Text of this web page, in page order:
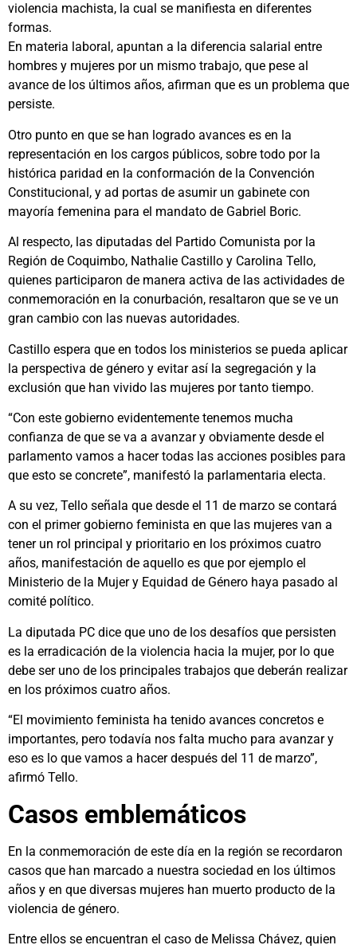
violencia machista, la cual se manifiesta en diferentes
formas.
En materia laboral, apuntan a la diferencia salarial entre
hombres y mujeres por un mismo trabajo, que pese al
avance de los últimos años, afirman que es un problema que
persiste.
Otro punto en que se han logrado avances es en la
representación en los cargos públicos, sobre todo por la
histórica paridad en la conformación de la Convención
Constitucional, y ad portas de asumir un gabinete con
mayoría femenina para el mandato de Gabriel Boric.
Al respecto, las diputadas del Partido Comunista por la
Región de Coquimbo, Nathalie Castillo y Carolina Tello,
quienes participaron de manera activa de las actividades de
conmemoración en la conurbación, resaltaron que se ve un
gran cambio con las nuevas autoridades.
Castillo espera que en todos los ministerios se pueda aplicar
la perspectiva de género y evitar así la segregación y la
exclusión que han vivido las mujeres por tanto tiempo.
“Con este gobierno evidentemente tenemos mucha
confianza de que se va a avanzar y obviamente desde el
parlamento vamos a hacer todas las acciones posibles para
que esto se concrete”, manifestó la parlamentaria electa.
A su vez, Tello señala que desde el 11 de marzo se contará
con el primer gobierno feminista en que las mujeres van a
tener un rol principal y prioritario en los próximos cuatro
años, manifestación de aquello es que por ejemplo el
Ministerio de la Mujer y Equidad de Género haya pasado al
comité político.
La diputada PC dice que uno de los desafíos que persisten
es la erradicación de la violencia hacia la mujer, por lo que
debe ser uno de los principales trabajos que deberán realizar
en los próximos cuatro años.
“El movimiento feminista ha tenido avances concretos e
importantes, pero todavía nos falta mucho para avanzar y
eso es lo que vamos a hacer después del 11 de marzo”,
afirmó Tello.
Casos emblemáticos
En la conmemoración de este día en la región se recordaron
casos que han marcado a nuestra sociedad en los últimos
años y en que diversas mujeres han muerto producto de la
violencia de género.
Entre ellos se encuentran el caso de Melissa Chávez, quien